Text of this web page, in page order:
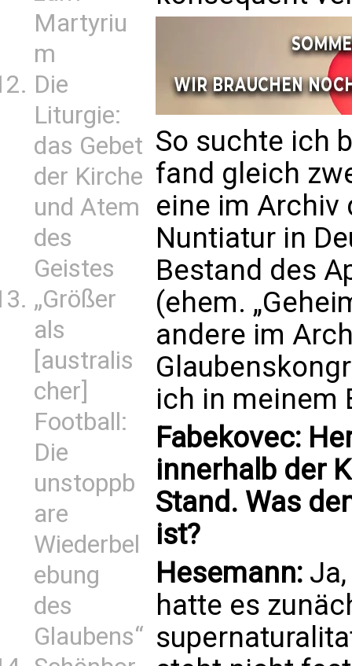
Martyriu
m
Die
Liturgie:
das Gebet
der Kirche
und Atem
des
Geistes
„Größer
als
[australis
cher]
Football:
Die
unstoppb
are
Wiederbel
ebung
des
Glaubens“
So suchte ich
fand gleich
eine im Archiv
Nuntiatur in
Bestand des
(ehem.
andere im
ich in meinem
Fabekovec:
innerhalb der
Stand. Was
ist?
Hesemann:
hatte es